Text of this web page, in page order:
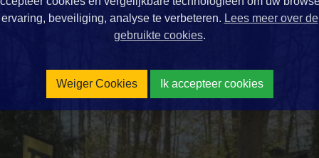
ervaring, beveiliging, analyse te verbeteren. Lees meer over de
gebruikte cookies.
Weiger Cookies Ik accepteer cookies